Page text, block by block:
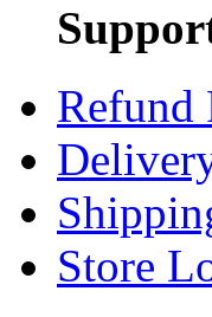
Refund
Store